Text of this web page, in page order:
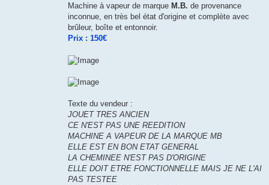
g
n
o
l
Machine à vapeur de marque M.B. de provenance
inconnue, en très bel état d'origine et complète avec
brûleur, boîte et entonnoir.
Prix : 150€
Texte du vendeur :
JOUET TRES ANCIEN
CE N'EST PAS UNE REEDITION
MACHINE A VAPEUR DE LA MARQUE MB
ELLE EST EN BON ETAT GENERAL
LA CHEMINEE N'EST PAS D'ORIGINE
ELLE DOIT ETRE FONCTIONNELLE MAIS JE NE L'AI
PAS TESTEE